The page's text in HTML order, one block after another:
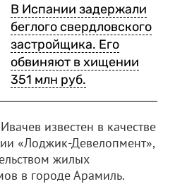
В Испании задержали
беглого свердловского
застройщика. Его
обвиняют в хищении
351 млн руб.
известен в качестве
«Лоджик-Девелопмент»,
жилых
в городе Арамиль.